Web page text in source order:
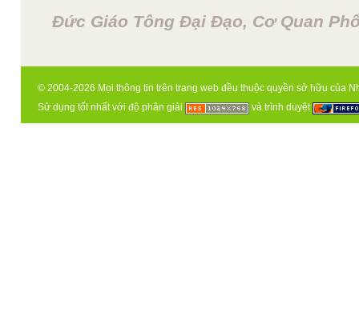
Đức Giáo Tông Đại Đạo, Cơ Quan
© 2004-2026 Mọi thông tin trên trang web đều thuộc quyền sở hữu của
Sử dụng tốt nhất với độ phân giải
và trình duyệt